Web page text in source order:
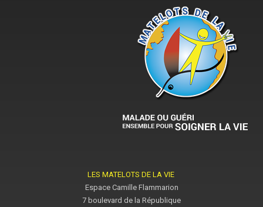
LES MATELOTS DE LA VIE
Espace Camille Flammarion
7 boulevard de la République